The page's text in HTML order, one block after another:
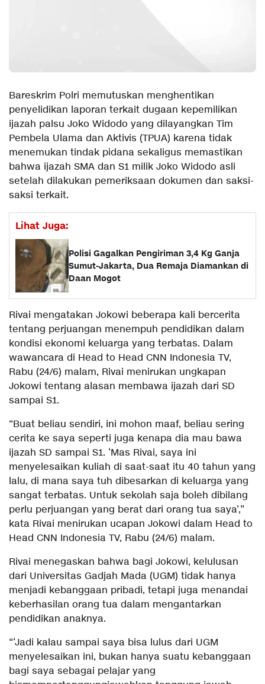
Bareskrim Polri memutuskan menghentikan
penyelidikan laporan terkait dugaan kepemilikan
ijazah palsu Joko Widodo yang dilayangkan Tim
Pembela Ulama dan Aktivis (TPUA) karena tidak
menemukan tindak pidana sekaligus memastikan
bahwa ijazah SMA dan S1 milik Joko Widodo asli
setelah dilakukan pemeriksaan dokumen dan saksi-
saksi terkait.
Lihat Juga:
Polisi Gagalkan Pengiriman 3,4 Kg Ganja
Sumut-Jakarta, Dua Remaja Diamankan di
Daan Mogot
Rivai mengatakan Jokowi beberapa kali bercerita
tentang perjuangan menempuh pendidikan dalam
kondisi ekonomi keluarga yang terbatas. Dalam
wawancara di Head to Head CNN Indonesia TV,
Rabu (24/6) malam, Rivai menirukan ungkapan
Jokowi tentang alasan membawa ijazah dari SD
sampai S1.
“Buat beliau sendiri, ini mohon maaf, beliau sering
cerita ke saya seperti juga kenapa dia mau bawa
ijazah SD sampai S1. ‘Mas Rivai, saya ini
menyelesaikan kuliah di saat-saat itu 40 tahun yang
lalu, di mana saya tuh dibesarkan di keluarga yang
sangat terbatas. Untuk sekolah saja boleh dibilang
perlu perjuangan yang berat dari orang tua saya’,”
kata Rivai menirukan ucapan Jokowi dalam Head to
Head CNN Indonesia TV, Rabu (24/6) malam.
Rivai menegaskan bahwa bagi Jokowi, kelulusan
dari Universitas Gadjah Mada (UGM) tidak hanya
menjadi kebanggaan pribadi, tetapi juga menandai
keberhasilan orang tua dalam mengantarkan
pendidikan anaknya.
“‘Jadi kalau sampai saya bisa lulus dari UGM
menyelesaikan ini, bukan hanya suatu kebanggaan
bagi saya sebagai pelajar yang